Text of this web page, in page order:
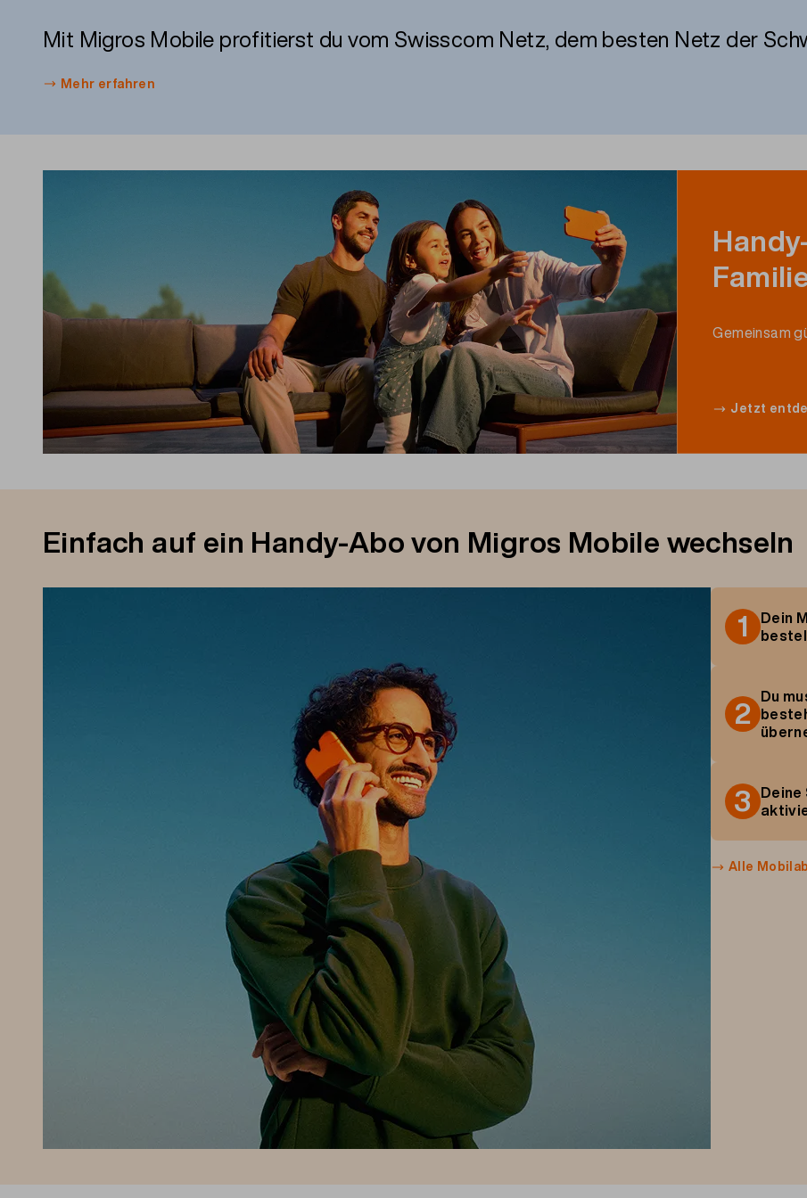
Mit Migros Mobile profitierst duvom Swisscom Netz, dem besten Netz der
Mehr erfahren
Gemeinsam
Jetzt
Einfach auf ein Handy-Abo von Migros Mobile wechseln
1 Dein
2 Du
3 Deine
Alle